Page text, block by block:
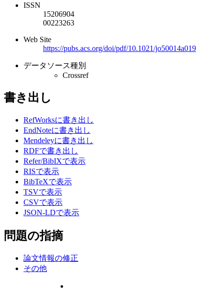
ISSN
15206904
00223263
Web Site
https://pubs.acs.org/doi/pdf/10.1021/jo50014a019
データソース種別
Crossref
書き出し
RefWorksに書き出し
EndNoteに書き出し
Mendeleyに書き出し
RDFで書き出し
Refer/BibIXで表示
RISで表示
BibTeXで表示
TSVで表示
CSVで表示
JSON-LDで表示
問題の指摘
論文情報の修正
その他